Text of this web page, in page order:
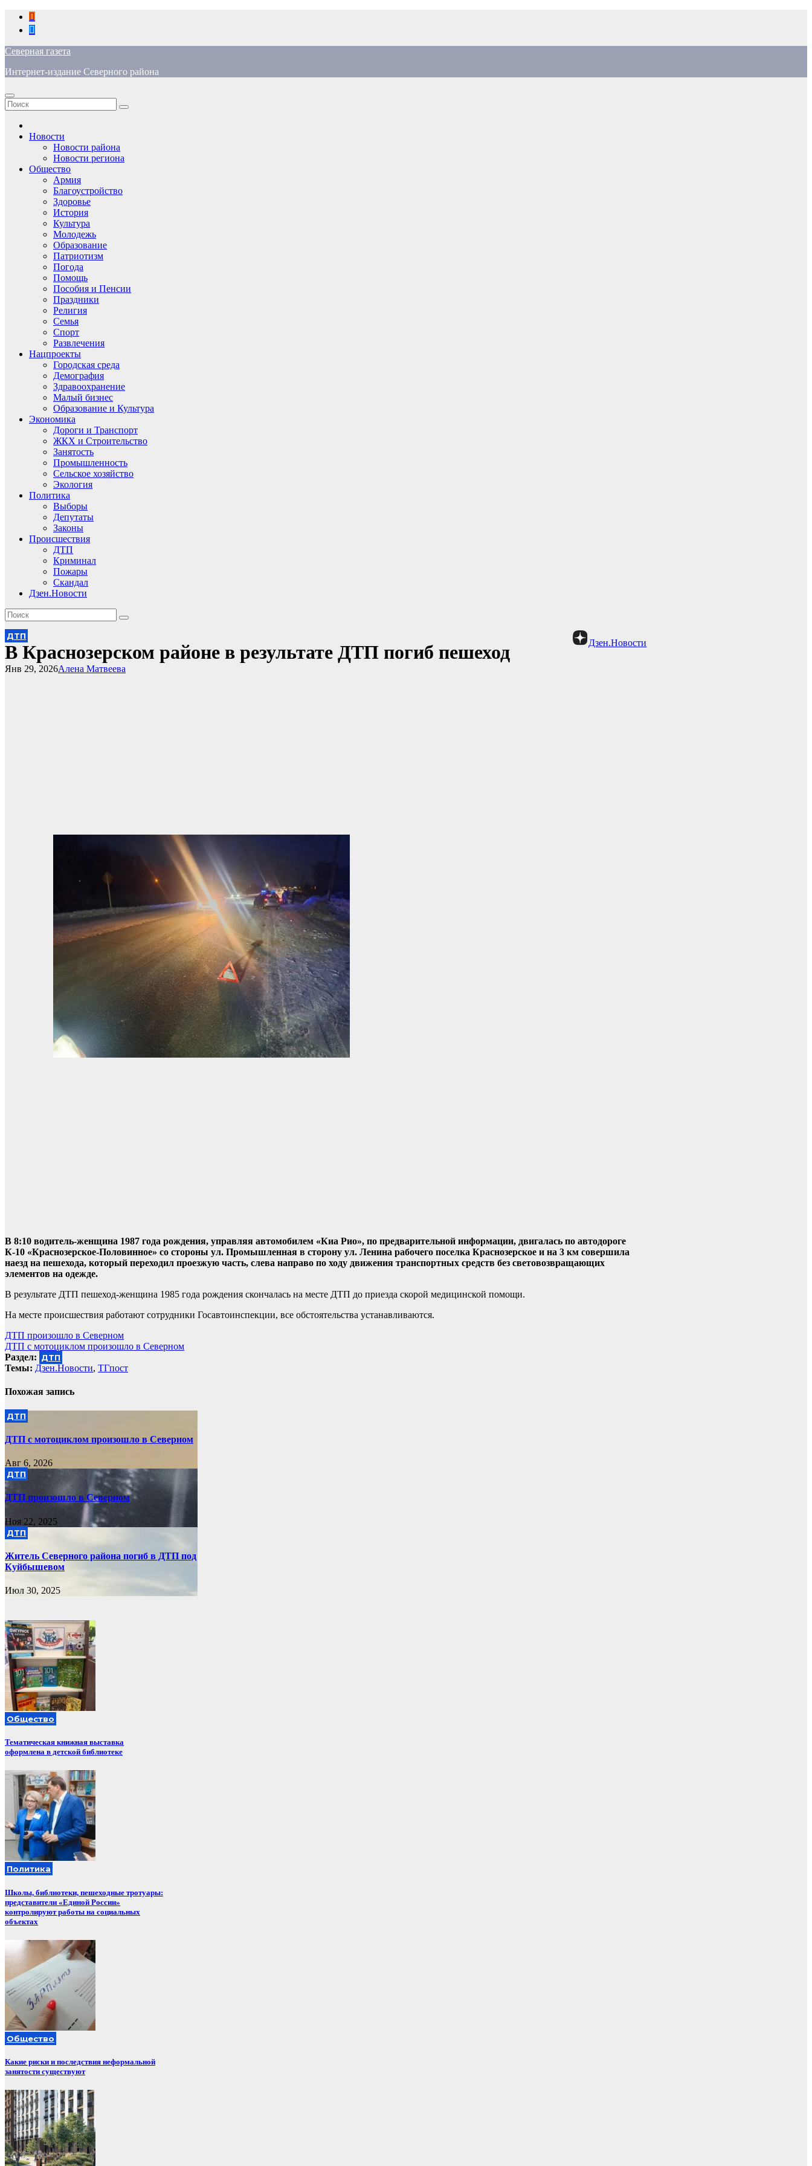
Перейти
содержимому
Северная газета
Интернет-издание Северного района
Новости
Новости района
Новости региона
Общество
Армия
Благоустройство
Здоровье
История
Культура
Молодежь
Образование
Патриотизм
Погода
Помощь
Пособия и Пенсии
Праздники
Религия
Семья
Спорт
Развлечения
Нацпроекты
Городская среда
Демография
Здравоохранение
Малый бизнес
Образование и Культура
Экономика
Дороги и Транспорт
ЖКХ и Строительство
Занятость
Промышленность
Сельское хозяйство
Экология
Политика
Выборы
Депутаты
Законы
Происшествия
ДТП
Криминал
Пожары
Скандал
Дзен.Новости
Дзен.Новости
ДТП
В Краснозерском районе в результате ДТП погиб пешеход
Алена Матвеева
Янв 29, 2026
В 8:10 водитель-женщина 1987 года рождения, управляя автомобилем «Киа Рио», по предварительной информации, двигалась по автодороге
К-10 «Краснозерское-Половинное» со стороны ул. Промышленная в сторону ул. Ленина рабочего поселка Краснозерское и на 3 км совершила
наезд на пешехода, который переходил проезжую часть, слева направо по ходу движения транспортных средств без световозвращающих
элементов на одежде.
В результате ДТП пешеход-женщина 1985 года рождения скончалась на месте ДТП до приезда скорой медицинской помощи.
На месте происшествия работают сотрудники Госавтоинспекции, все обстоятельства устанавливаются.
Навигация
по
записям
ДТП произошло в Северном
ДТП с мотоциклом произошло в Северном
Раздел: ДТП
Темы: Дзен.Новости, ТГпост
Похожая запись
ДТП
ДТП с мотоциклом произошло в Северном
Авг 6, 2026
ДТП
ДТП произошло в Северном
Ноя 22, 2025
ДТП
Житель Северного района погиб в ДТП под
Куйбышевом
Июл 30, 2025
Общество
Тематическая книжная выставка
оформлена в детской библиотеке
Политика
Школы, библиотеки, пешеходные тротуары:
представители «Единой России»
контролируют работы на социальных
объектах
Общество
Какие риски и последствия неформальной
занятости существуют